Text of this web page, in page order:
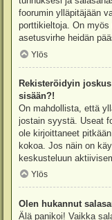
foorumin ylläpitäjään
porttikieltoja. On
asetusvirhe heidän
Ylös
Rekisteröidyin
sisään?!
On mahdollista, että
jostain syystä. Useat
ole kirjoittaneet
kokoa. Jos näin on
keskusteluun
Ylös
Olen hukannut
Älä panikoi! Vaikka